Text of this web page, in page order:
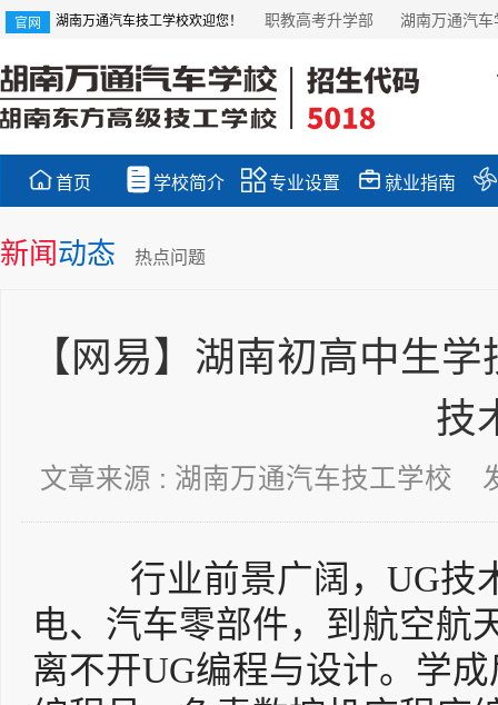
官网 湖南万通汽车技工学校欢迎您！ 职教高考升学部 湖南万通汽车
首页  学校简介 专业设置 就业指南 
新闻动态 热点问题
【网易】湖南初高中生
技
文章来源 : 湖南万通汽车技工学校
行业前景广阔，UG技
电、汽车零部件，到航空航
离不开UG编程与设计。学